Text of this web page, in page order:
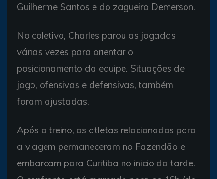
Guilherme Santos e do zagueiro Demerson.
No coletivo, Charles parou as jogadas
várias vezes para orientar o
posicionamento da equipe. Situações de
jogo, ofensivas e defensivas, também
foram ajustadas.
Após o treino, os atletas relacionados para
a viagem permaneceram no Fazendão e
embarcam para Curitiba no inicio da tarde.